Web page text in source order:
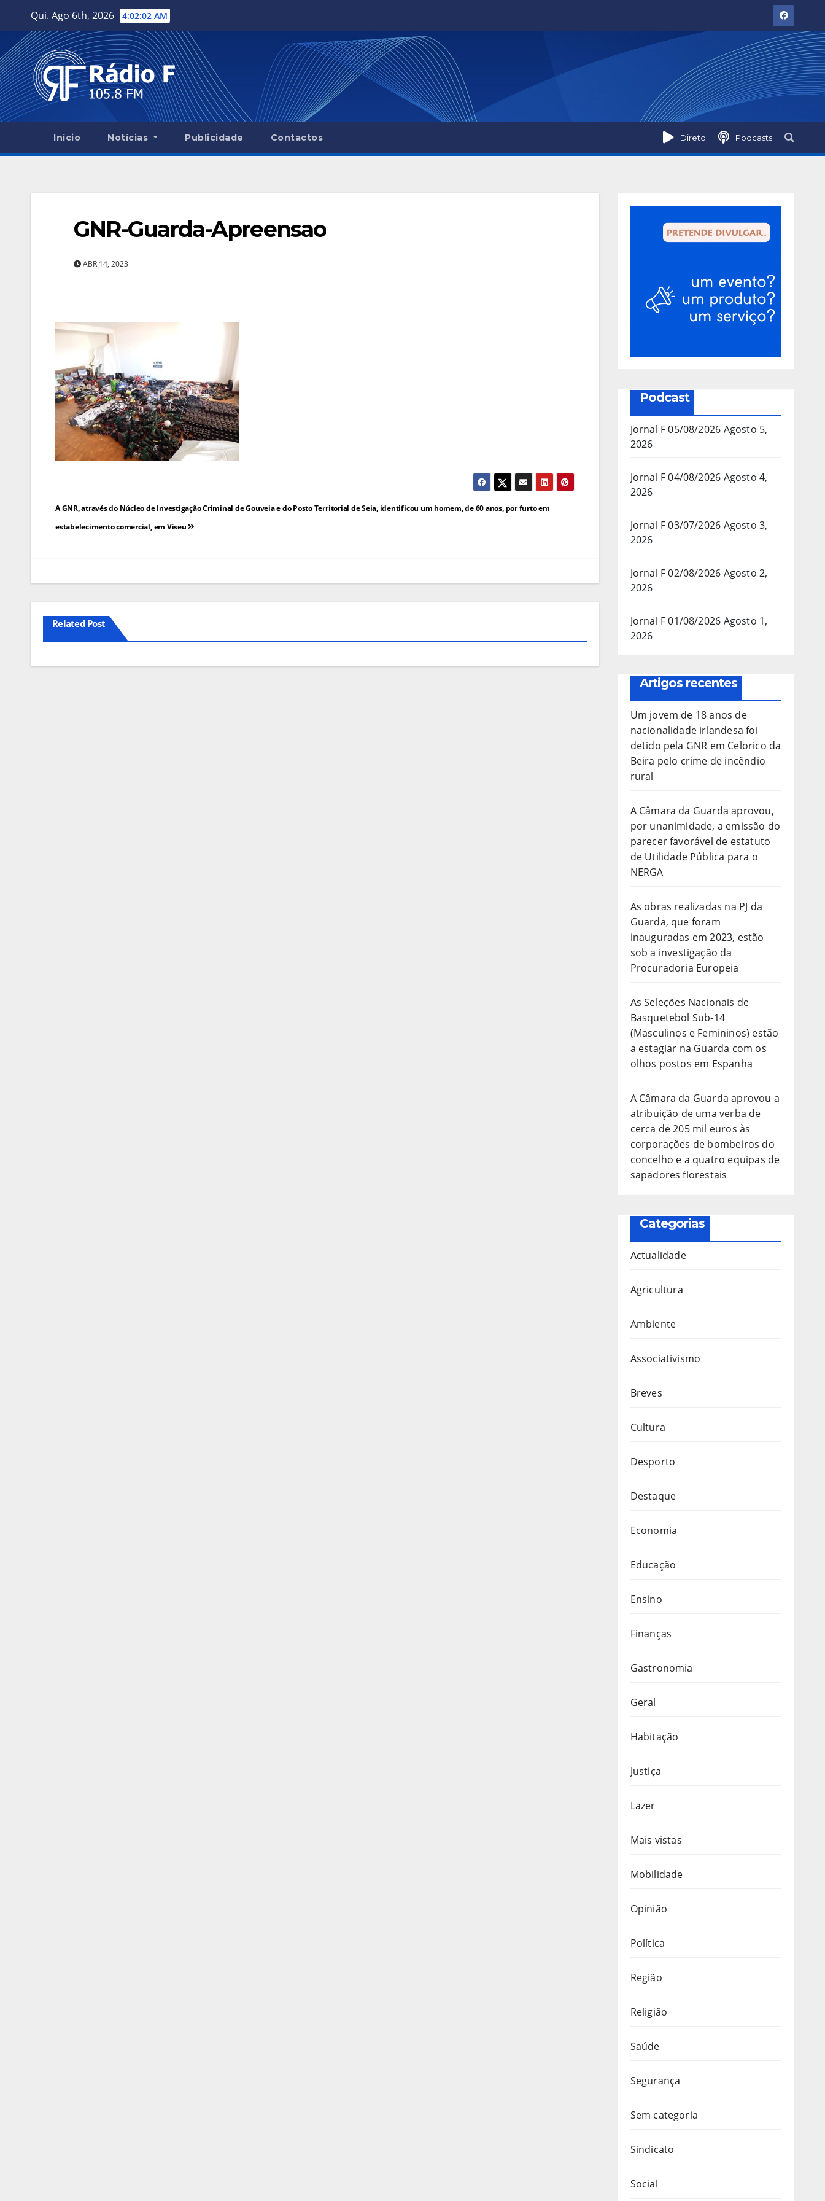
content
Qui. Ago 6th, 2026 4:02:03 AM
Direto Podcasts
Início Notícias Publicidade Contactos
GNR-Guarda-Apreensao
ABR 14, 2023
Navegação
de
A GNR, através do Núcleo de Investigação Criminal de Gouveia e do Posto Territorial de Seia, identificou um homem, de 60 anos, por furto em
estabelecimento comercial, em Viseu
Related Post
Podcast
Jornal F 05/08/2026 Agosto 5,
2026
Jornal F 04/08/2026 Agosto 4,
2026
Jornal F 03/07/2026 Agosto 3,
2026
Jornal F 02/08/2026 Agosto 2,
2026
Jornal F 01/08/2026 Agosto 1,
2026
Artigos recentes
Um jovem de 18 anos de
nacionalidade irlandesa foi
detido pela GNR em Celorico da
Beira pelo crime de incêndio
rural
A Câmara da Guarda aprovou,
por unanimidade, a emissão do
parecer favorável de estatuto
de Utilidade Pública para o
NERGA
As obras realizadas na PJ da
Guarda, que foram
inauguradas em 2023, estão
sob a investigação da
Procuradoria Europeia
As Seleções Nacionais de
Basquetebol Sub-14
(Masculinos e Femininos) estão
a estagiar na Guarda com os
olhos postos em Espanha
A Câmara da Guarda aprovou a
atribuição de uma verba de
cerca de 205 mil euros às
corporações de bombeiros do
concelho e a quatro equipas de
sapadores florestais
Categorias
Actualidade
Agricultura
Ambiente
Associativismo
Breves
Cultura
Desporto
Destaque
Economia
Educação
Ensino
Finanças
Gastronomia
Geral
Habitação
Justiça
Lazer
Mais vistas
Mobilidade
Opinião
Política
Região
Religião
Saúde
Segurança
Sem categoria
Sindicato
Social